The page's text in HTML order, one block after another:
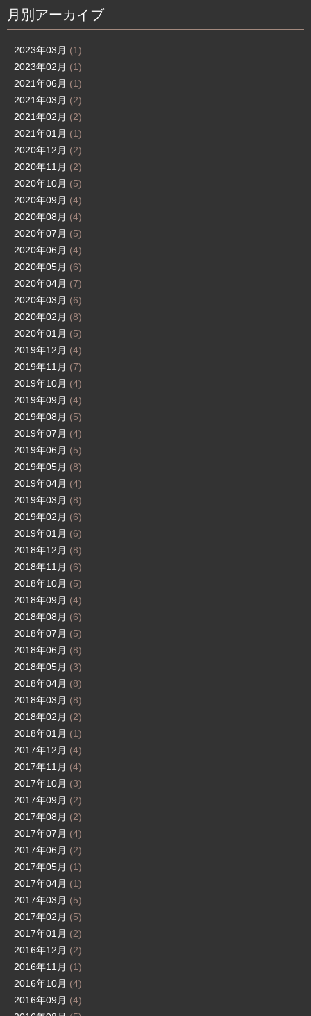
月別アーカイブ
2023年03月 (1)
2023年02月 (1)
2021年06月 (1)
2021年03月 (2)
2021年02月 (2)
2021年01月 (1)
2020年12月 (2)
2020年11月 (2)
2020年10月 (5)
2020年09月 (4)
2020年08月 (4)
2020年07月 (5)
2020年06月 (4)
2020年05月 (6)
2020年04月 (7)
2020年03月 (6)
2020年02月 (8)
2020年01月 (5)
2019年12月 (4)
2019年11月 (7)
2019年10月 (4)
2019年09月 (4)
2019年08月 (5)
2019年07月 (4)
2019年06月 (5)
2019年05月 (8)
2019年04月 (4)
2019年03月 (8)
2019年02月 (6)
2019年01月 (6)
2018年12月 (8)
2018年11月 (6)
2018年10月 (5)
2018年09月 (4)
2018年08月 (6)
2018年07月 (5)
2018年06月 (8)
2018年05月 (3)
2018年04月 (8)
2018年03月 (8)
2018年02月 (2)
2018年01月 (1)
2017年12月 (4)
2017年11月 (4)
2017年10月 (3)
2017年09月 (2)
2017年08月 (2)
2017年07月 (4)
2017年06月 (2)
2017年05月 (1)
2017年04月 (1)
2017年03月 (5)
2017年02月 (5)
2017年01月 (2)
2016年12月 (2)
2016年11月 (1)
2016年10月 (4)
2016年09月 (4)